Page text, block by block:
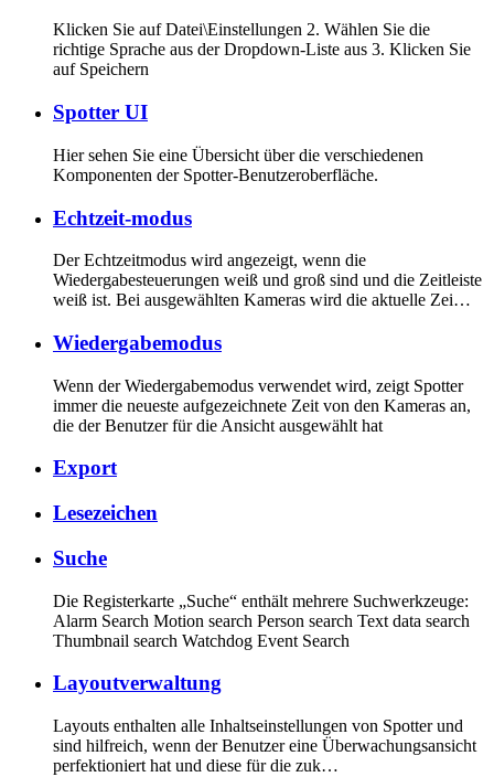
Klicken Sie auf Datei\Einstellungen 2. Wählen Sie die
richtige Sprache aus der Dropdown-Liste aus 3. Klicken Sie
auf Speichern
Spotter UI
Hier sehen Sie eine Übersicht über die verschiedenen
Komponenten der Spotter-Benutzeroberfläche.
Echtzeit-modus
Der Echtzeitmodus wird angezeigt, wenn die
Wiedergabesteuerungen weiß und groß sind und die Zeitleiste
weiß ist. Bei ausgewählten Kameras wird die aktuelle Zei…
Wiedergabemodus
Wenn der Wiedergabemodus verwendet wird, zeigt Spotter
immer die neueste aufgezeichnete Zeit von den Kameras an,
die der Benutzer für die Ansicht ausgewählt hat
Export
Lesezeichen
Suche
Die Registerkarte „Suche“ enthält mehrere Suchwerkzeuge:
Alarm Search Motion search Person search Text data search
Thumbnail search Watchdog Event Search
Layoutverwaltung
Layouts enthalten alle Inhaltseinstellungen von Spotter und
sind hilfreich, wenn der Benutzer eine Überwachungsansicht
perfektioniert hat und diese für die zuk…